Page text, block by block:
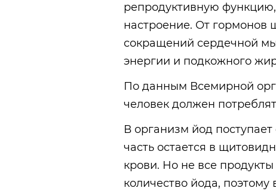
репродуктивную
настроение. От гормонов
сокращений сердечной
энергии и подкожного
По данным Всемирной
человек должен
В организм йод
часть остается в
крови. Но не все
количество йода, поэтому